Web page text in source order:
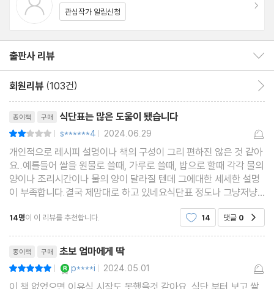
초기 토핑 이유식 먹는 양과 시간
토핑 이유식 큐브 해동법과 이유식 데워 먹이는 방법
초기 토핑 이유식 소고기 활용법
초기 이유식&토핑 이유식 질문
초기 토핑 이유식 재료
토핑 이유식 식사 차림 예시
초기 토핑 이유식 식단표
2장 초기 토핑 이유식
쌀죽(불린 쌀 10배죽)
쌀죽(밥 5배죽)
오트밀죽(쌀가루+퀵롤드 오트밀)
오트밀죽(불린 쌀+퀵롤드 오트밀 10배죽)
소고기죽(쌀가루 16배죽)
관심작가 알림신청
출판사 리뷰
회원리뷰 (103건)
종이책 구매 식단표는 많은 도움이 됐습니다
| s******4 | 2024.06.29
개인적으로 레시피 설명이나 책의 구성이 그리 편하진 않은 것 같아
요..예를들어 쌀을 원물로 쓸때, 가루로 쓸때, 밥으로 할때 각각 물의
양이나 조리시간이나 물의 양이 달라질 텐데 그에대한 세세한 설명
이 부족합니다.결국 제맘대로 하고 있네요식단표 정도나 그냥저냥
따라가고 있고이마저도 시기별 저자가 아이에게 제공한 양이나 질
감에 대한내용이 아예 없고, 대체 가능한 재료에
14명이 이 리뷰를 추천합니다. 14 댓글 0
종이책 구매 초보 엄마에게 딱
| p****i | 2024.05.01
이 책 없었으면 이유식 시작도 못했을것 같아요. 식단 부터 보고 쌀